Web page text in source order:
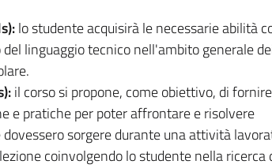
lo studente acquisirà le necessarie abilità
linguaggio tecnico nell'ambito generale
il corso si propone, come obiettivo, di
e pratiche per poter affrontare e risolvere
sorgere durante una attività
coinvolgendo lo studente nella ricerca